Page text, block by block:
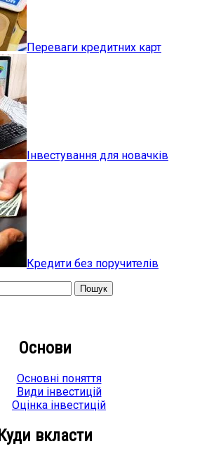
Переваги кредитних карт
Інвестування для новачків
Кредити без поручителів
Основи
Основні поняття
Види інвестицій
Оцінка інвестицій
Куди вкласти